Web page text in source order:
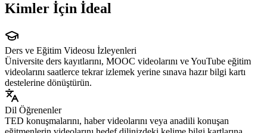
Kimler İçin İdeal
Ders ve Eğitim Videosu İzleyenleri
Üniversite ders kayıtlarını, MOOC videolarını ve YouTube eğitim
videolarını saatlerce tekrar izlemek yerine sınava hazır bilgi kartı
destelerine dönüştürün.
Dil Öğrenenler
TED konuşmalarını, haber videolarını veya anadili konuşan